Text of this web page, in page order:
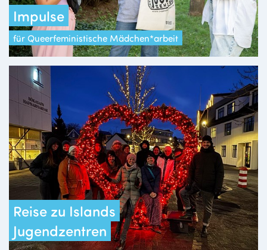
Impulse
für Queerfeministische Mädchen*arbeit
Reise zu Islands
Jugendzentren